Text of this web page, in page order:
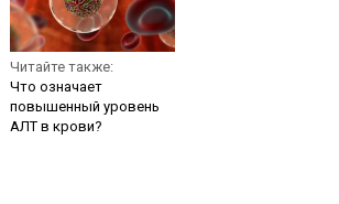
Читайте также:
Что означает
повышенный уровень
АЛТ в крови?